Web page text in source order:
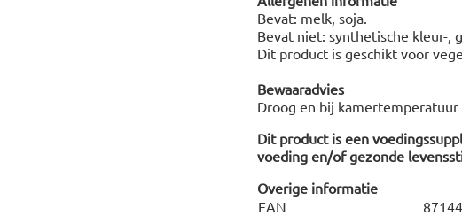
Bevat: melk, soja.
Bevat niet: synthetische kleur-,
Dit product is geschikt voor
Bewaaradvies
Droog en bij
Dit product is een
voeding en/of gezonde
Overige informatie
EAN